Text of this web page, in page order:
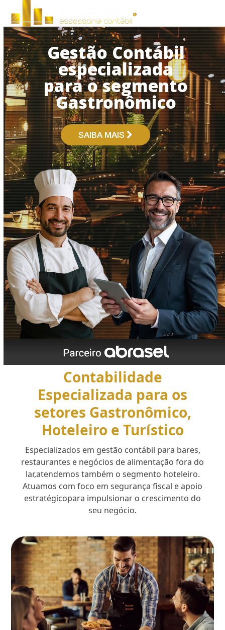
content
Open
mobile
menu
Close
mobile
menu
Gestão Contábil
especializada
para o segmento
Gastronômico
SAIBA MAIS
Contabilidade
Especializada para os
setores Gastronômico,
Hoteleiro e Turístico
Especializados em gestão contábil para bares,
restaurantes e negócios de alimentação fora do
lar,atendemos também o segmento hoteleiro.
Atuamos com foco em segurança fiscal e apoio
estratégicopara impulsionar o crescimento do
seu negócio.